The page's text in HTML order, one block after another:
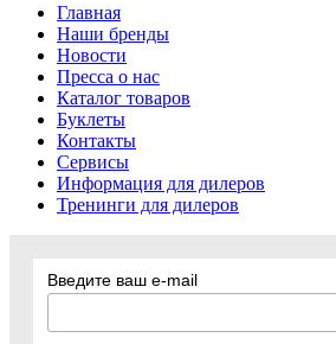
Главная
Наши бренды
Новости
Пресса о нас
Каталог товаров
Буклеты
Контакты
Сервисы
Информация для дилеров
Тренинги для дилеров
Введите ваш e-mail